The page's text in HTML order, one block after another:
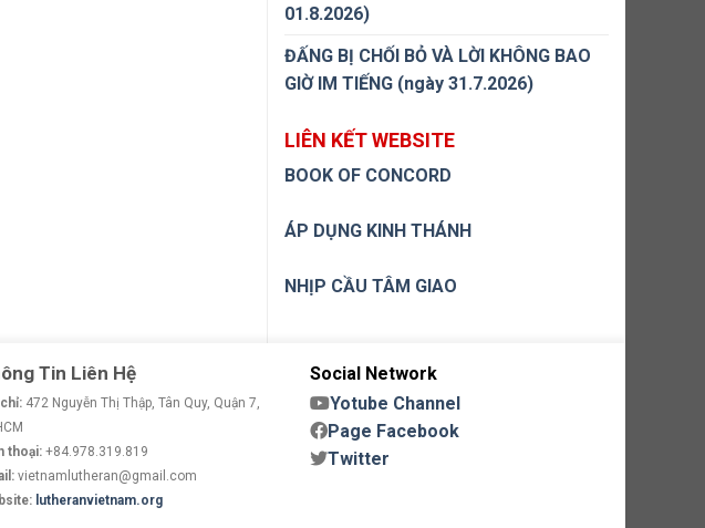
01.8.2026)
ĐẤNG BỊ CHỐI BỎ VÀ LỜI KHÔNG BAO
GIỜ IM TIẾNG (ngày 31.7.2026)
LIÊN KẾT WEBSITE
BOOK OF CONCORD
ÁP DỤNG KINH THÁNH
NHỊP CẦU TÂM GIAO
Tin Liên Hệ
472 Nguyễn Thị Thập, Tân Quy, Quận 7,
thoại: +84.978.319.819
vietnamlutheran@gmail.com
lutheranvietnam.org
Social Network
Yotube Channel
Page Facebook
Twitter